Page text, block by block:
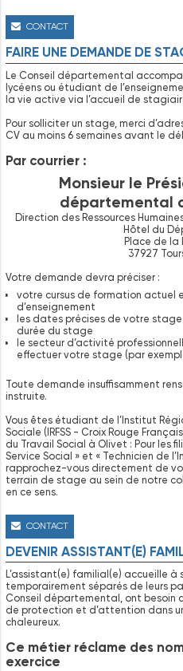
CONTACT
FAIRE UNE DEMANDE DE
Le Conseil départemental
lycéens ou étudiant de
la vie active via l’accueil de
Pour solliciter un stage, merci
CV au moins 6 semaines avant le
Par courrier :
Monsieur le
départemental
Direction des Ressources
Hôtel du
Place de la
37927
Votre demande devra préciser :
votre cursus de formation actuel
d’enseignement
les dates précises de votre
durée du stage
le secteur d’activité
effectuer votre stage (par
Toute demande insuffisamment
instruite.
Vous êtes étudiant de l’Institut
Sociale (IRFSS - Croix Rouge
du Travail Social à Olivet : Pour les
Service Social » et « Technicien de
rapprochez-vous directement de
terrain de stage au sein de notre
en ce sens.
CONTACT
DEVENIR ASSISTANT(E)
L’assistant(e) familial(e) accueille
temporairement séparés de leurs
Conseil départemental, ont besoin
de protection et d’attention dans
chaleureux.
Ce métier réclame des
exercice